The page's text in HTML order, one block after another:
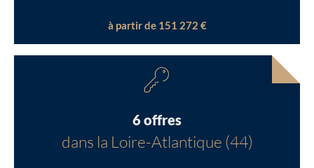
à partir de 151 272 €
6 offres
dans la Loire-Atlantique (44)